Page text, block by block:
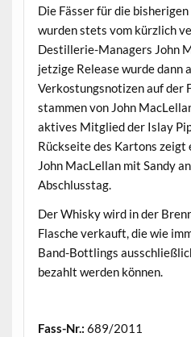
Die Fässer für die
wurden stets vom kürzlich
Destillerie-Managers John
jetzige Release wurde dann
Verkostungsnotizen auf der
stammen von John
aktives Mitglied der Islay
Rückseite des Kartons zeigt
John MacLellan mit Sandy
Abschlusstag.
Der Whisky wird in der
Flasche verkauft, die wie
Band-Bottlings
bezahlt werden können.
Fass-Nr.: 689/2011